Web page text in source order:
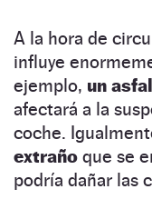
A la hora de
influye
ejemplo, un
afectará a la
coche.
extraño que se
podría dañar las